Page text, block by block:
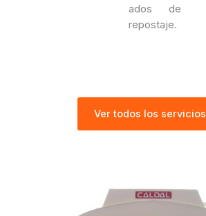
ados de
repostaje.
Ver todos los servicios